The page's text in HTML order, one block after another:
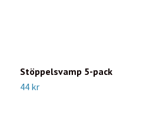
Stöppelsvamp 5-pack
44 kr